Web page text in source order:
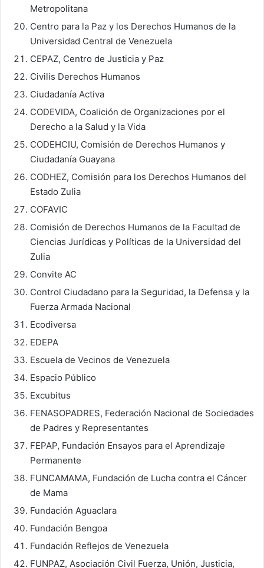
Metropolitana
Centro para la Paz y los Derechos Humanos de la
Universidad Central de Venezuela
CEPAZ, Centro de Justicia y Paz
Civilis Derechos Humanos
Ciudadanía Activa
CODEVIDA, Coalición de Organizaciones por el
Derecho a la Salud y la Vida
CODEHCIU, Comisión de Derechos Humanos y
Ciudadanía Guayana
CODHEZ, Comisión para los Derechos Humanos del
Estado Zulia
COFAVIC
Comisión de Derechos Humanos de la Facultad de
Ciencias Jurídicas y Políticas de la Universidad del
Zulia
Convite AC
Control Ciudadano para la Seguridad, la Defensa y la
Fuerza Armada Nacional
Ecodiversa
EDEPA
Escuela de Vecinos de Venezuela
Espacio Público
Excubitus
FENASOPADRES, Federación Nacional de Sociedades
de Padres y Representantes
FEPAP, Fundación Ensayos para el Aprendizaje
Permanente
FUNCAMAMA, Fundación de Lucha contra el Cáncer
de Mama
Fundación Aguaclara
Fundación Bengoa
Fundación Reflejos de Venezuela
FUNPAZ, Asociación Civil Fuerza, Unión, Justicia,